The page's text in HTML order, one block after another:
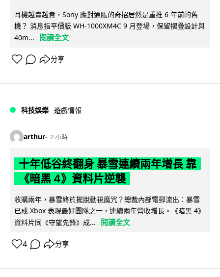
耳機越賣越貴，Sony 應對通脹的奇招居然是重推 6 年前的舊
機？ 消息指平價版 WH-1000XM4C 9 月登場，保留摺疊設計與
40m...
閱讀全文
分享
科技娛樂 遊戲情報
arthur 2 小時
十年低谷終翻身 暴雪連續兩年增長 靠
《暗黑 4》資料片逆襲
收購兩年，暴雪終於擺脫動視魔咒？總裁內部電郵流出：暴雪
已成 Xbox 表現最好團隊之一，連續兩年營收增長。《暗黑 4》
資料片同《守望先鋒》成...
閱讀全文
4 分享